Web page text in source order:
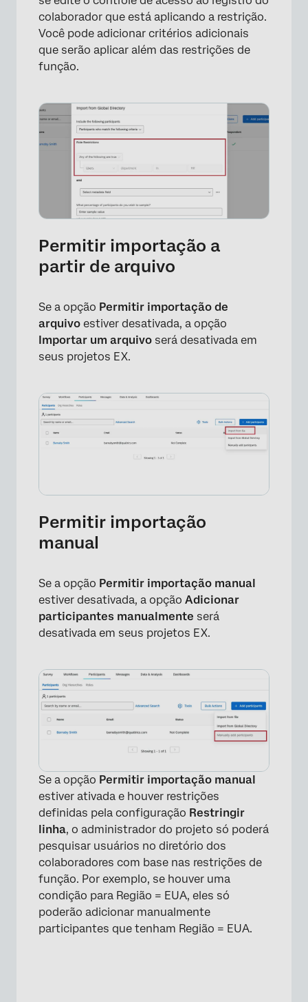
×
colaborador que está aplicando a restrição.
Você pode adicionar critérios adicionais
que serão aplicar além das restrições de
função.
Permitir importação a
partir de arquivo
Se a opção Permitir importação de
arquivo estiver desativada, a opção
Importar um arquivo será desativada em
seus projetos EX.
Permitir importação
manual
Se a opção Permitir importação manual
estiver desativada, a opção Adicionar
participantes manualmente será
desativada em seus projetos EX.
Se a opção Permitir importação manual
estiver ativada e houver restrições
definidas pela configuração Restringir
linha, o administrador do projeto só poderá
pesquisar usuários no diretório dos
colaboradores com base nas restrições de
função. Por exemplo, se houver uma
condição para Região = EUA, eles só
poderão adicionar manualmente
participantes que tenham Região = EUA.